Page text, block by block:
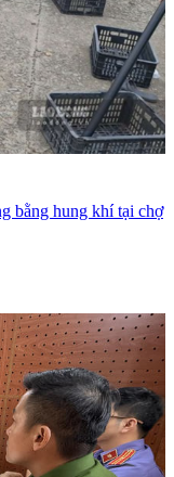
bằng hung khí tại chợ